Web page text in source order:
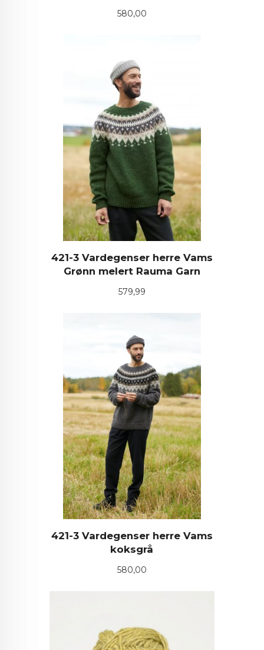
Pris
580,00
421-3 Vardegenser herre Vams
Grønn melert Rauma Garn
Pris
579,99
421-3 Vardegenser herre Vams
koksgrå
Pris
580,00